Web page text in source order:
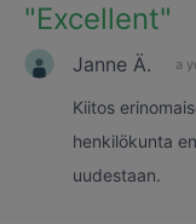
"Excellent"
Janne Ä. a
Kiitos
henkilökunta
uudestaan.